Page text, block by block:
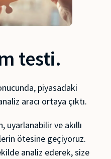
testi.
piyasadaki
aracı ortaya çıktı.
ve akıllı
ötesine geçiyoruz.
analiz ederek, size